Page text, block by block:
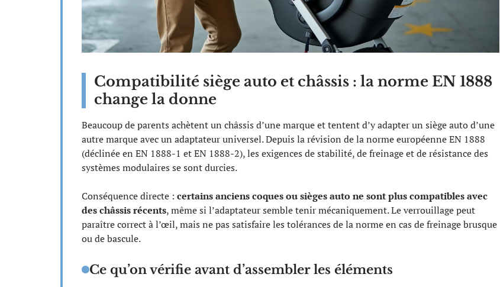
Compatibilité siège auto et châssis : la norme EN 1888
change la donne
Beaucoup de parents achètent un châssis d’une marque et tentent d’y adapter un siège auto d’une
autre marque avec un adaptateur universel. Depuis la révision de la norme européenne EN 1888
(déclinée en EN 1888-1 et EN 1888-2), les exigences de stabilité, de freinage et de résistance des
systèmes modulaires se sont durcies.
Conséquence directe : certains anciens coques ou sièges auto ne sont plus compatibles avec
des châssis récents, même si l’adaptateur semble tenir mécaniquement. Le verrouillage peut
paraître correct à l’œil, mais ne pas satisfaire les tolérances de la norme en cas de freinage brusque
ou de bascule.
Ce qu’on vérifie avant d’assembler les éléments